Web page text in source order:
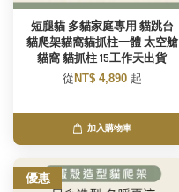
短腿貓 多貓家庭專用 貓跳台
貓爬架貓窩貓抓柱一體 太空艙
貓窩 貓抓柱 15工作天出貨
從 NT$ 4,890 起
加入購物車
優惠